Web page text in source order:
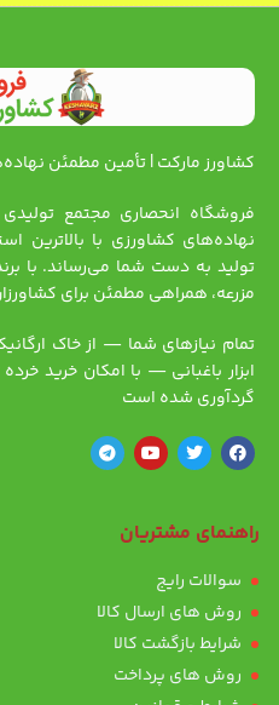
کشاورز مارکت | تأمین مطمئن
فروشگاه انحصاری مجتمع تولیدی
نهاده‌های کشاورزی با بالاترین
تولید به دست شما می‌رساند. با
مزرعه، همراهی مطمئن برای
تمام نیازهای شما — از خاک
ابزار باغبانی — با امکان خرید
گردآوری شده است
راهنمای مشتریان
سوالات رایج
روش های ارسال کالا
شرایط بازگشت کالا
روش های پرداخت